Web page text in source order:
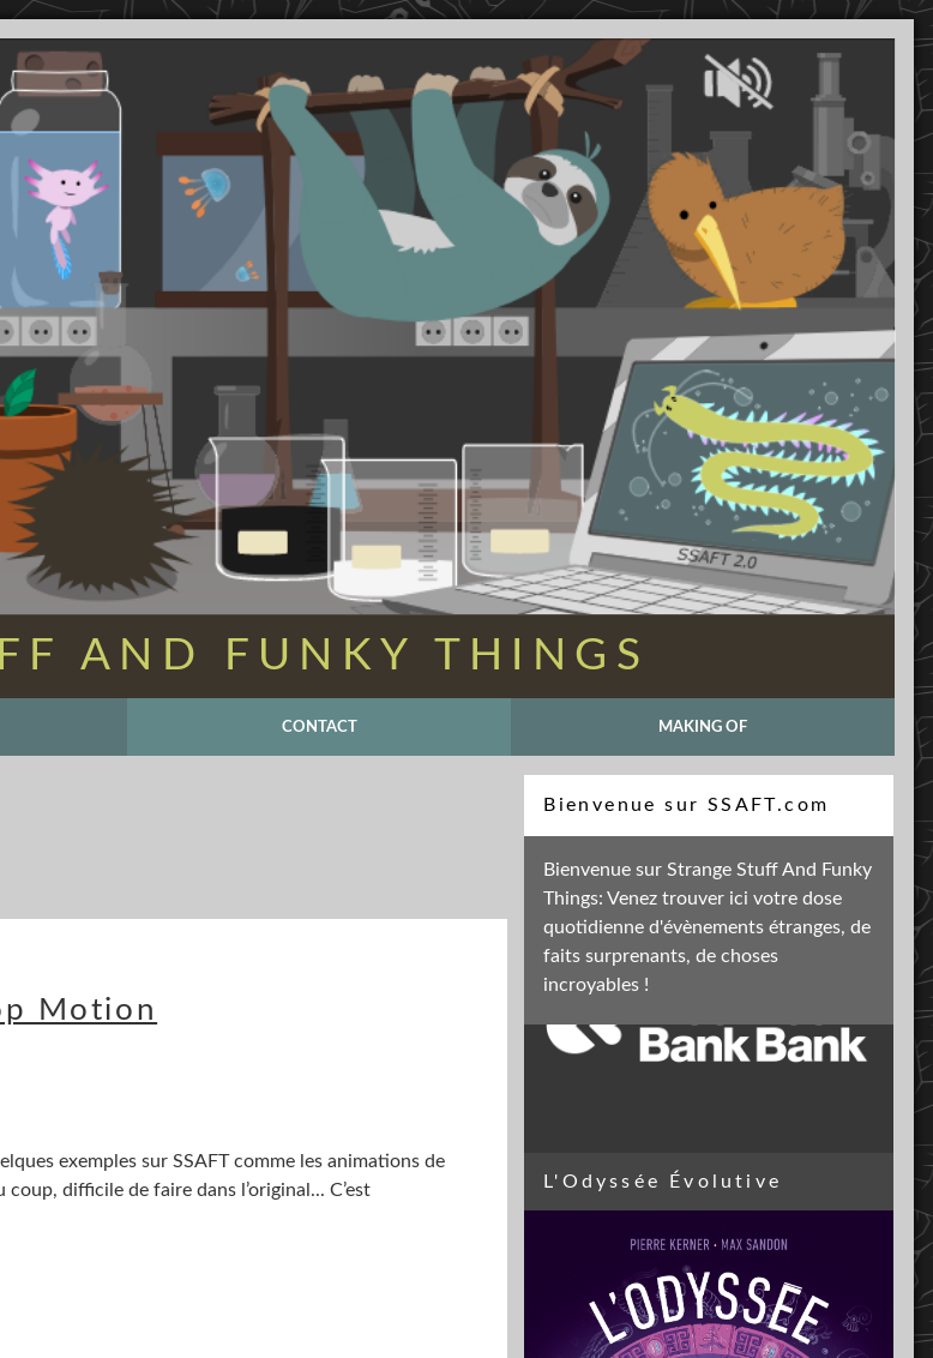
AND FUNKY THINGS
CONTACT MAKING OF
Motion
exemples sur SSAFT comme les animations de
difficile de faire dans l’original... C’est
Bienvenue sur SSAFT.com
Bienvenue sur Strange Stuff And Funky
Things: Venez trouver ici votre dose
quotidienne d'évènements étranges, de
faits surprenants, de choses
incroyables !
Recherche
Soutenez mon activité
L'Odyssée Évolutive